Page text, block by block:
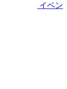
イベン